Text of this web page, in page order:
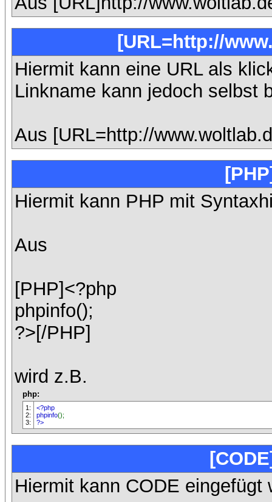
[URL=http://
Hiermit kann eine URL als
Linkname kann jedoch selbst
Aus [URL=http://
Hiermit kann PHP mit
Aus
[PHP]<?php
phpinfo();
?>[/PHP]
wird z.B.
php:
1:
2:
3:
<?php
phpinfo();
?>
Hiermit kann CODE eingefügt